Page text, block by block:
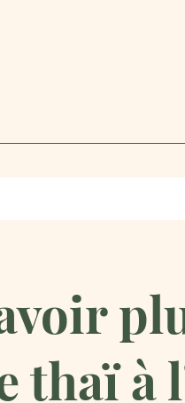
thaï à